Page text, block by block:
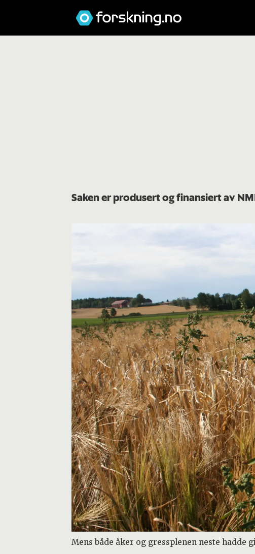
Saken er produsert og finansiert av
Mens både åker og gressplenen neste